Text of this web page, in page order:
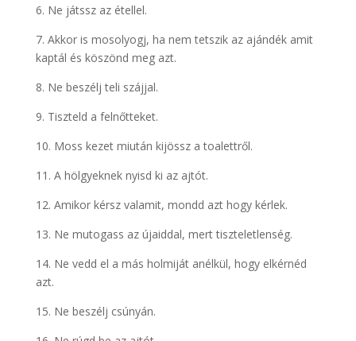
6. Ne játssz az étellel.
7. Akkor is mosolyogj, ha nem tetszik az ajándék amit
kaptál és köszönd meg azt.
8. Ne beszélj teli szájjal.
9. Tiszteld a felnőtteket.
10. Moss kezet miután kijössz a toalettről.
11. A hölgyeknek nyisd ki az ajtót.
12. Amikor kérsz valamit, mondd azt hogy kérlek.
13. Ne mutogass az újaiddal, mert tiszteletlenség.
14. Ne vedd el a más holmiját anélkül, hogy elkérnéd
azt.
15. Ne beszélj csúnyán.